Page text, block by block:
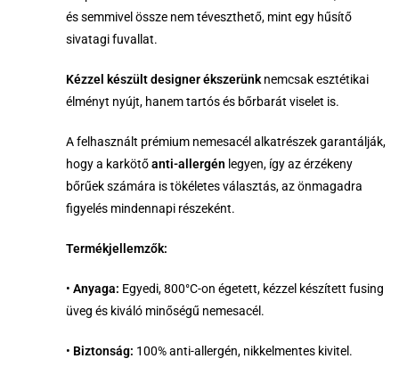
és semmivel össze nem téveszthető, mint egy hűsítő
sivatagi fuvallat.
Kézzel készült designer ékszerünk nemcsak esztétikai
élményt nyújt, hanem tartós és bőrbarát viselet is.
A felhasznált prémium nemesacél alkatrészek garantálják,
hogy a karkötőanti-allergén legyen, így az érzékeny
bőrűek számára is tökéletes választás, az önmagadra
figyelés mindennapi részeként.
Termékjellemzők:
•Anyaga: Egyedi, 800°C-on égetett, kézzel készített fusing
üveg és kiváló minőségű nemesacél.
• Biztonság: 100% anti-allergén, nikkelmentes kivitel.